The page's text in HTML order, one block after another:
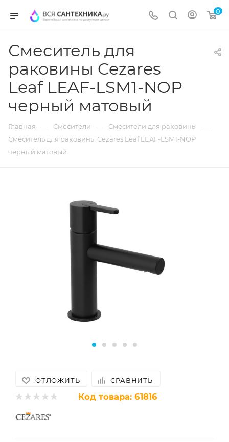
0
Смеситель для
раковины Cezares
Leaf LEAF-LSM1-NOP
черный матовый
Главная — Смесители — Смесители для раковины —
Смеситель для раковины Cezares Leaf LEAF-LSM1-NOP
черный матовый
ОТЛОЖИТЬ СРАВНИТЬ
Код товара: 61816